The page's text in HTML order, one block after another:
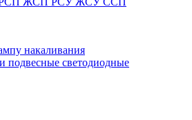
накаливания
светодиодные